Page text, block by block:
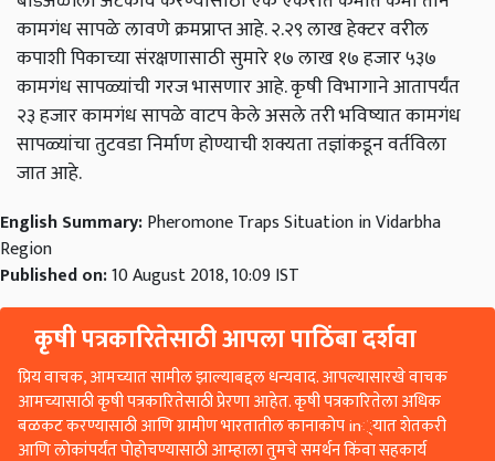
कामगंध सापळे लावणे क्रमप्राप्त आहे. २.२९ लाख हेक्टर वरील
कपाशी पिकाच्या संरक्षणासाठी सुमारे १७ लाख १७ हजार ५३७
कामगंध सापळ्यांची गरज भासणार आहे. कृषी विभागाने आतापर्यंत
२३ हजार कामगंध सापळे वाटप केले असले तरी भविष्यात कामगंध
सापळ्यांचा तुटवडा निर्माण होण्याची शक्यता तज्ञांकडून वर्तविला
जात आहे.
English Summary:Pheromone Traps Situation in Vidarbha
Region
Published on:10 August 2018, 10:09 IST
कृषी पत्रकारितेसाठी आपला पाठिंबा दर्शवा
प्रिय वाचक, आमच्यात सामील झाल्याबद्दल धन्यवाद. आपल्यासारखे वाचक
आमच्यासाठी कृषी पत्रकारितेसाठी प्रेरणा आहेत. कृषी पत्रकारितेला अधिक
बळकट करण्यासाठी आणि ग्रामीण भारतातील कानाकोप in्यात शेतकरी
आणि लोकांपर्यंत पोहोचण्यासाठी आम्हाला तुमचे समर्थन किंवा सहकार्य